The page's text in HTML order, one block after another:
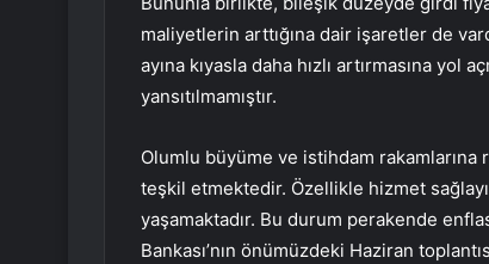
maliyetlerin arttığına dair işaretler de
ayına kıyasla daha hızlı artırmasına yol
yansıtılmamıştır.
Olumlu büyüme ve istihdam
teşkil etmektedir. Özellikle hizmet
yaşamaktadır. Bu durum perakende
Bankası’nın önümüzdeki Haziran